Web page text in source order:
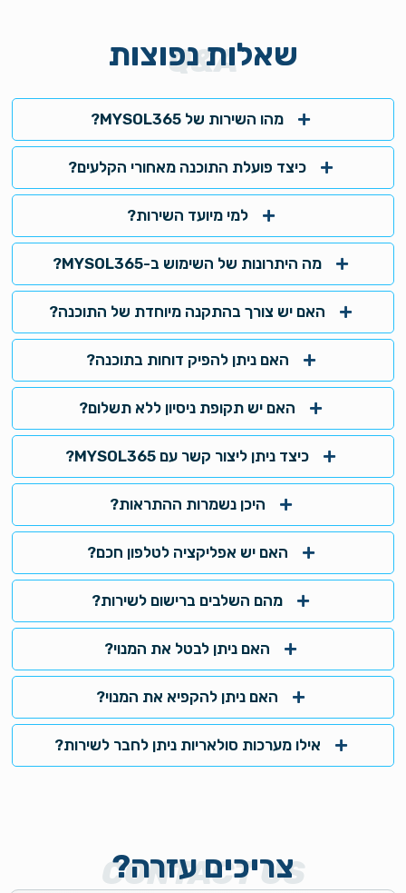
Q&A
שאלות נפוצות
מהו השירות של MYSOL365?
כיצד פועלת התוכנה מאחורי הקלעים?
למי מיועד השירות?
מה היתרונות של השימוש ב-MYSOL365?
האם יש צורך בהתקנה מיוחדת של התוכנה?
האם ניתן להפיק דוחות בתוכנה?
האם יש תקופת ניסיון ללא תשלום?
כיצד ניתן ליצור קשר עם MYSOL365?
היכן נשמרות ההתראות?
האם יש אפליקציה לטלפון חכם?
מהם השלבים ברישום לשירות?
האם ניתן לבטל את המנוי?
האם ניתן להקפיא את המנוי?
אילו מערכות סולאריות ניתן לחבר לשירות?
CONTACT US
צריכים עזרה?